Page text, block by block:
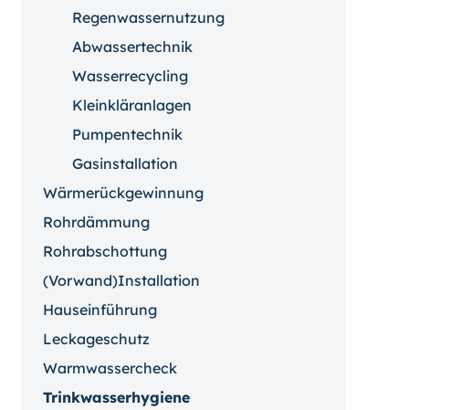
Regenwassernutzung
Abwassertechnik
Wasserrecycling
Kleinkläranlagen
Pumpentechnik
Gasinstallation
Wärmerückgewinnung
Rohrdämmung
Rohrabschottung
(Vorwand)Installation
Hauseinführung
Leckageschutz
Warmwassercheck
Trinkwasserhygiene